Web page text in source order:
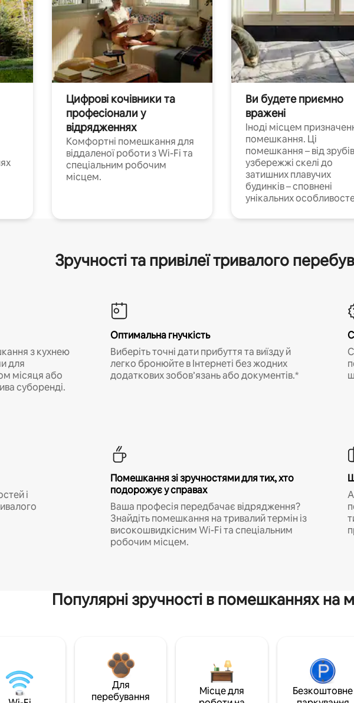
Цифрові кочівники та
професіонали у
відрядженнях
Комфортні помешкання для
віддаленої роботи з Wi-Fi та
спеціальним робочим
місцем.
Ви будете приємно
вражені
Іноді місцем
помешкання. Ці
помешкання – від
узбережжі скелі до
затишних плавучих
будинків – сповнені
унікальних
Зручності та привілеї тривалого
з кухнею
для
місяця або
суборенді.
Оптимальна гнучкість
Виберіть точні дати прибуття та виїзду й
легко бронюйте в Інтернеті без жодних
додаткових зобов’язань або документів.*
і
Помешкання зі зручностями для тих, хто
подорожує у справах
Ваша професія передбачає відрядження?
Знайдіть помешкання на тривалий термін із
високошвидкісним Wi-Fi та спеціальним
робочим місцем.
Популярні зручності в помешканнях на
Для
перебування
Місце для
Безкоштовне